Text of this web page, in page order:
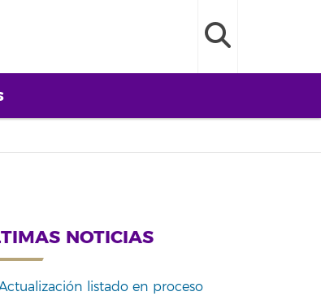
NOTICIAS
listado en proceso